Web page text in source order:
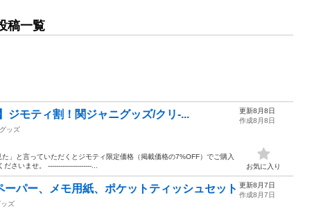
稿一覧
ジモティ割！関ジャニグッズ/クリ-...
ッズ
」と言っていただくとジモティ限定価格（掲載価格の7%OFF）でご購入
さいませ。 ---------------------...
更新8月8日
作成8月8日
お気に入り
パー、メモ用紙、ポケットティッシュセット
ッズ
更新8月7日
作成8月7日